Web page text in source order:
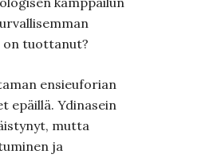
on tuottanut?
ensieuforian
epäillä. Ydinasein
mutta
ja